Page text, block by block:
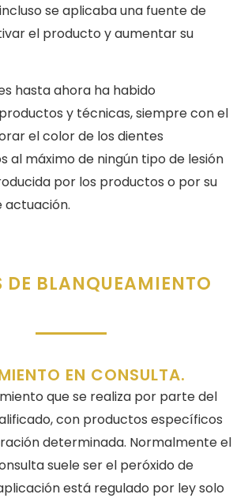
se aplicaba una fuente de
el producto y aumentar su
hasta ahora ha habido
y técnicas, siempre con el
el color de los dientes
al máximo de ningún tipo de lesión
por los productos o por su
actuación.
DE BLANQUEAMIENTO
EN CONSULTA.
que se realiza por parte del
con productos específicos
determinada. Normalmente el
suele ser el peróxido de
está regulado por ley solo